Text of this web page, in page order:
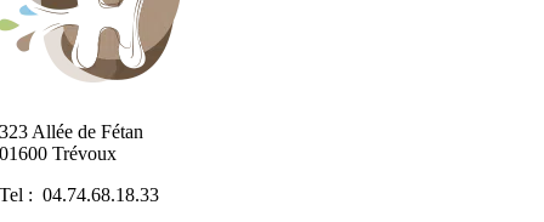
323 Allée de Fétan
01600 Trévoux
Tel : 04.74.68.18.33